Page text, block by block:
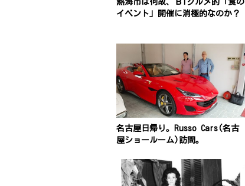
イベント」開催に消極的なのか？
名古屋日帰り。Russo Cars(名古
屋ショールーム)訪問。